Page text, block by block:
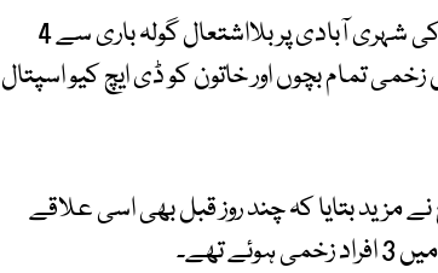
سیکیورٹی ذرائع کا کہنا تھا کہ افغان طالبان رجیم کی شہری آبادی پر بلااشتعال گولہ باری سے 4
تمام بچوں اور خاتون کو ڈی ایچ کیو اسپتال
مزید بتایا کہ چند روز قبل بھی اسی علاقے
تھے۔